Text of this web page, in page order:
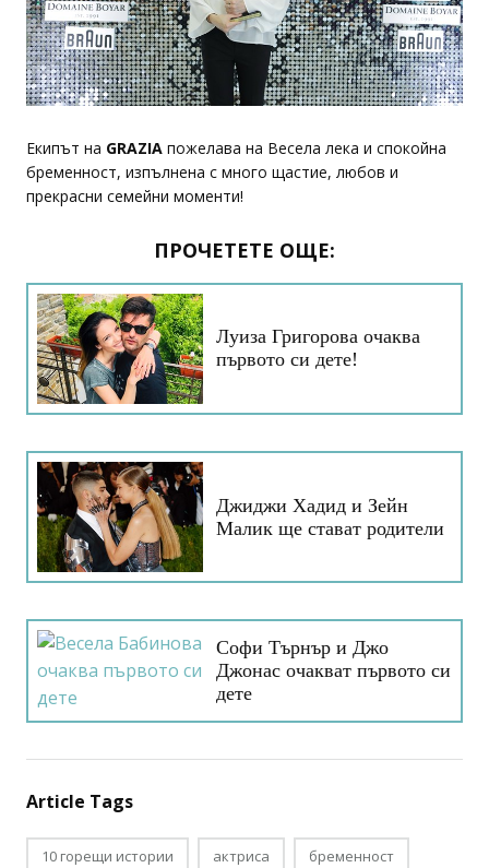
Екипът на GRAZIA пожелава на Весела лека и спокойна
бременност, изпълнена с много щастие, любов и
прекрасни семейни моменти!
ПРОЧЕТЕТЕ ОЩЕ:
Луиза Григорова очаква
първото си дете!
Джиджи Хадид и Зейн
Малик ще стават родители
Софи Търнър и Джо
Джонас очакват първото си
дете
Article Tags
10 горещи истории актриса бременност